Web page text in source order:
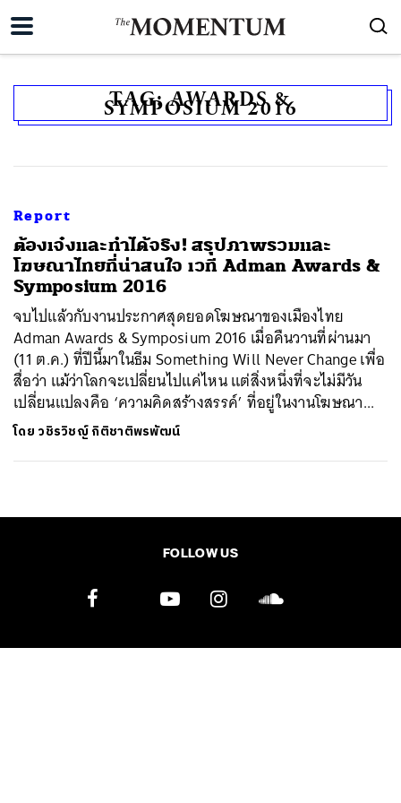
TAG:AWARDS &
SYMPOSIUM 2016
Report
ต้องเจ๋งและทำได้จริง! สรุปภาพรวมและ
โฆษณาไทยที่น่าสนใจ เวที Adman Awards &
Symposium 2016
จบไปแล้วกับงานประกาศสุดยอดโฆษณาของเมืองไทย
Adman Awards & Symposium 2016 เมื่อคืนวานที่ผ่านมา
(11 ต.ค.) ที่ปีนี้มาในธีม Something Will Never Change เพื่อ
สื่อว่า แม้ว่าโลกจะเปลี่ยนไปแค่ไหน แต่สิ่งหนึ่งที่จะไม่มีวัน
เปลี่ยนแปลงคือ ‘ความคิดสร้างสรรค์’ ที่อยู่ในงานโฆษณา...
โดยวชิรวิชญ์ กิติชาติพรพัฒน์
FOLLOW US
ค้นหา
SHARE TWEET